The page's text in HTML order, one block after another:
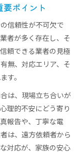
例のポイント
タッフの対応例
すすめ施工事例
減する方法
らす依頼のコツ
とその対策法
気持ちへの配慮
サポート体制
る段取り術
の工夫
される工夫
ポイント
信頼性が不可欠で
者が多く存在し、そ
頼できる業者の見極
無、対応エリア、そ
す。
は、現場立ち合いが
理的不安にどう寄り
報告や、丁寧な電
は、遠方依頼者から
対応が、家族の安心